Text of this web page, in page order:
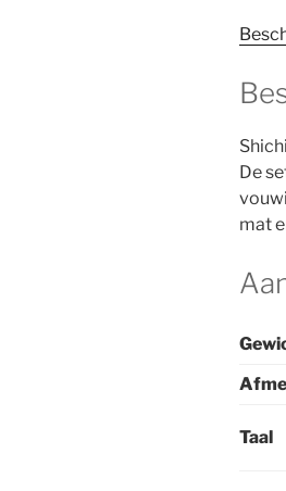
De
mat
Taal